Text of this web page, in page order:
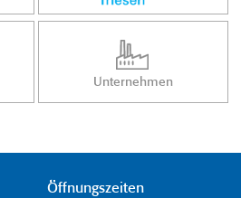
Unternehmen
Öffnungszeiten